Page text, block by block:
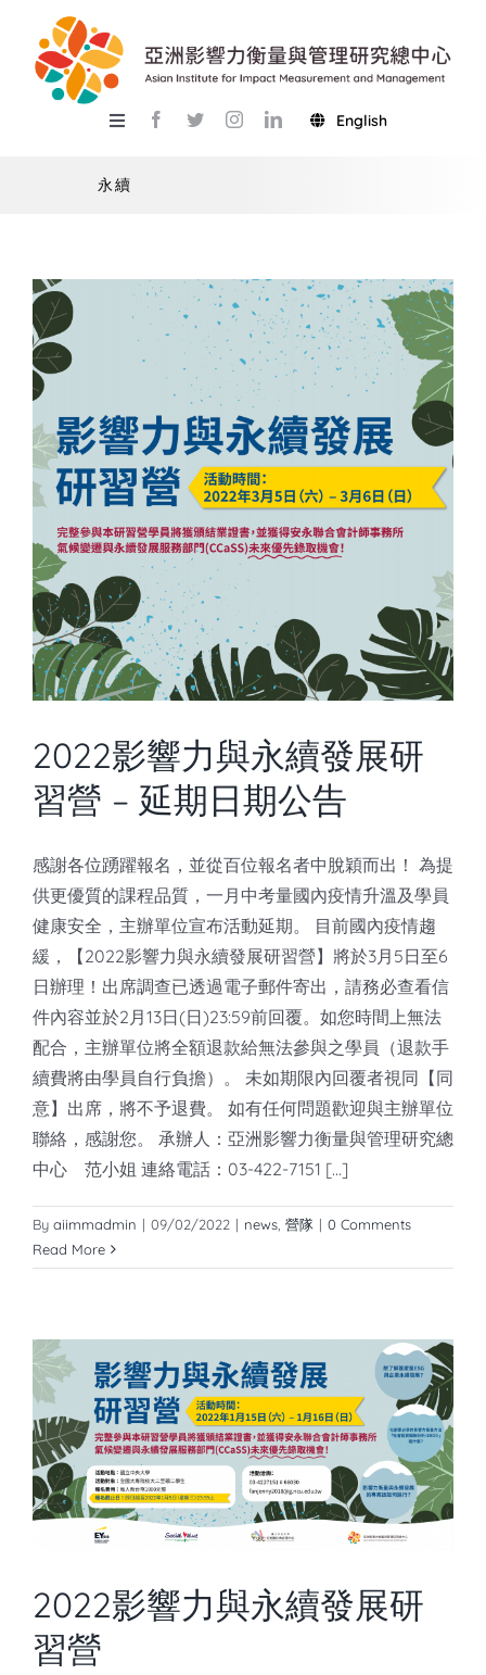
content
Toggle
產學服務
教學
活動
USR
知識庫
亞洲影響力管理評論
English
永續
2022影響力與永續發展研
習營 – 延期日期公告
感謝各位踴躍報名，並從百位報名者中脫穎而出！ 為提
供更優質的課程品質，一月中考量國內疫情升溫及學員
健康安全，主辦單位宣布活動延期。 目前國內疫情趨
緩，【2022影響力與永續發展研習營】將於3月5日至6
日辦理！出席調查已透過電子郵件寄出，請務必查看信
件內容並於2月13日(日)23:59前回覆。如您時間上無法
配合，主辦單位將全額退款給無法參與之學員（退款手
續費將由學員自行負擔）。 未如期限內回覆者視同【同
意】出席，將不予退費。 如有任何問題歡迎與主辦單位
聯絡，感謝您。 承辦人：亞洲影響力衡量與管理研究總
中心 范小姐 連絡電話：03-422-7151 [...]
By aiimmadmin | 09/02/2022 | news, 營隊 | 0 Comments
Read More
2022影響力與永續發展研
習營